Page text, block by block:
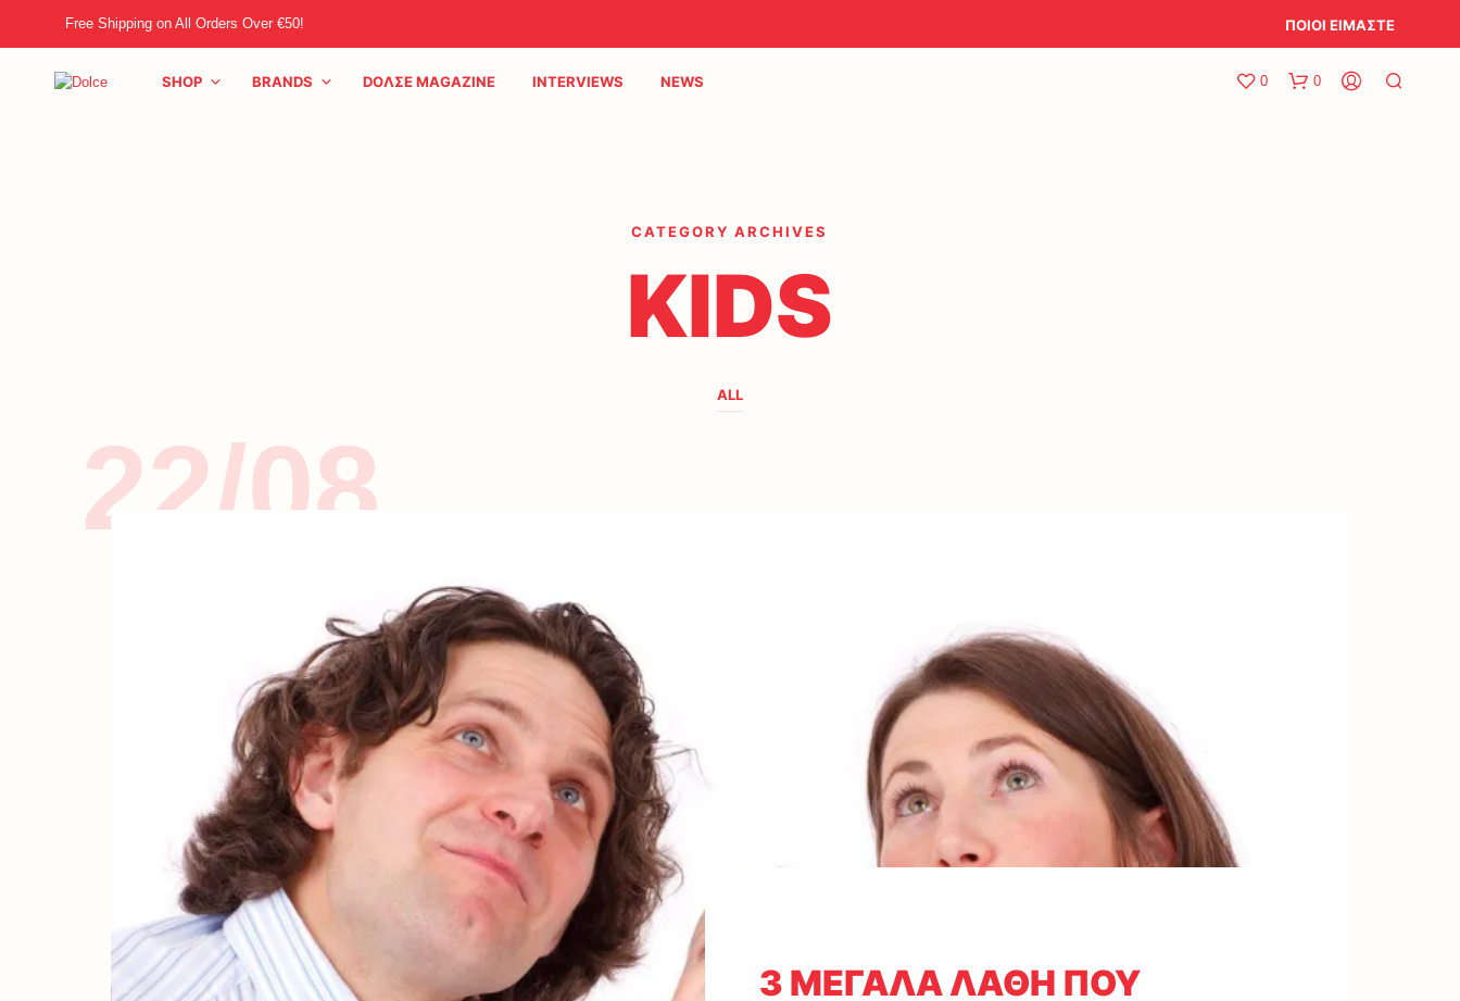
Free Shipping on All Orders Over €50! ΠΟΙΟΙ ΕΙΜΑΣΤΕ
SHOP BRANDS DOΛΣE MAGAZINE INTERVIEWS NEWS 0 0
CATEGORY ARCHIVES
KIDS
ALL
22/08
3 ΜΕΓΑΛΑ ΛΑΘΗ ΠΟΥ